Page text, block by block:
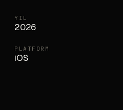
YIL
2026
PLATFORM
iOS